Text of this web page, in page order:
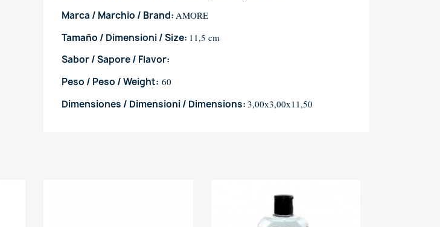
Marca / Marchio / Brand: AMORE
Tamaño / Dimensioni / Size: 11,5 cm
Sabor / Sapore / Flavor:
Peso / Peso / Weight: 60
Dimensiones / Dimensioni / Dimensions: 3,00x3,00x11,50